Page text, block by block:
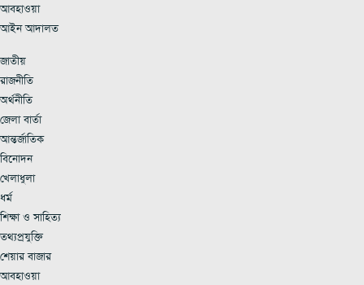
আবহাওয়া
আইন আদালত
জাতীয়
রাজনীতি
অর্থনীতি
জেলা বার্তা
আন্তর্জাতিক
বিনোদন
খেলাধুলা
ধর্ম
শিক্ষা ও সাহিত্য
তথ্যপ্রযুক্তি
শেয়ার বাজার
আবহাওয়া